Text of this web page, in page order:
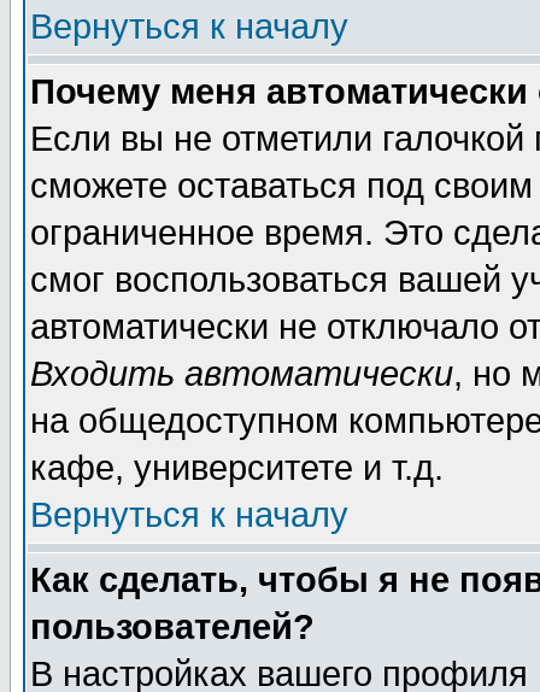
Вернуться к началу
Почему меня автоматически
Если вы не отметили галочкой
сможете оставаться под
ограниченное время. Это
смог воспользоваться вашей
автоматически не отключало
Входить автоматически, но
на общедоступном
кафе, университете и т.д.
Вернуться к началу
Как сделать, чтобы я не
пользователей?
В настройках вашего